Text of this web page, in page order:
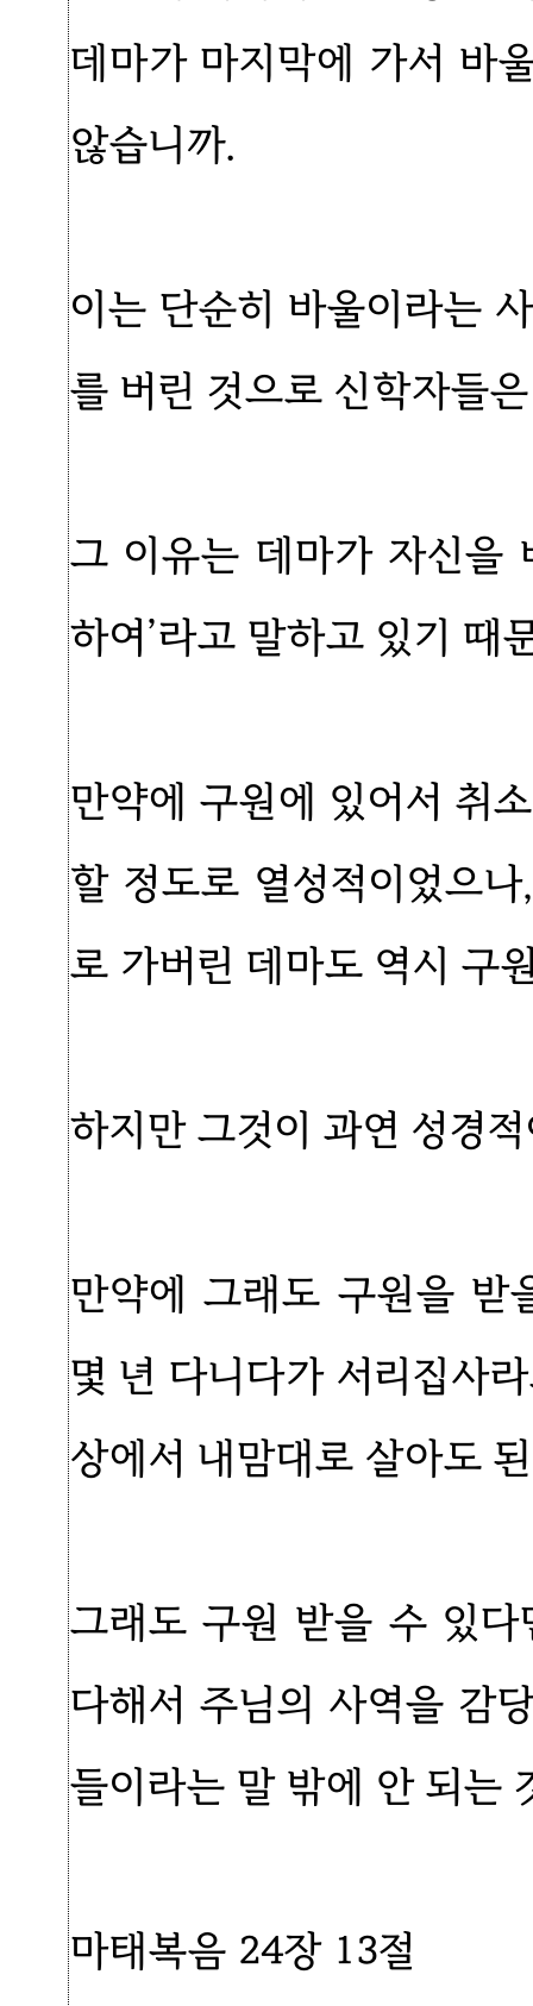
데마가 마지막에 가서 바
않습니까.
이는 단순히 바울이라는
를 버린 것으로 신학자들
그 이유는 데마가 자신을
하여’라고 말하고 있기 때
만약에 구원에 있어서 취
할 정도로 열성적이었으
로 가버린 데마도 역시 구
하지만 그것이 과연 성경
만약에 그래도 구원을 받
몇 년 다니다가 서리집사
상에서 내맘대로 살아도
그래도 구원 받을 수 있
다해서 주님의 사역을 감
들이라는 말 밖에 안 되는
마태복음 24장 13절